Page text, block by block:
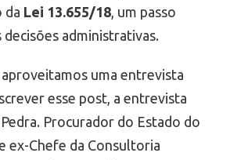
da Lei 13.655/18, um passo
administrativas.
aproveitamos uma entrevista
esse post, a entrevista
Procurador do Estado do
ex-Chefe da Consultoria